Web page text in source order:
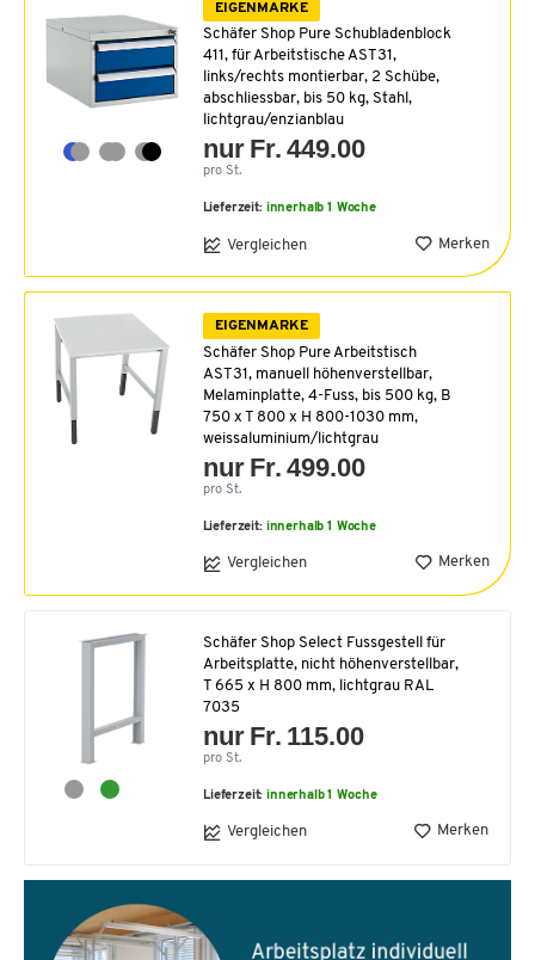
EIGENMARKE
Schäfer Shop Pure Schubladenblock
411, für Arbeitstische AST31,
links/rechts montierbar, 2 Schübe,
abschliessbar, bis 50 kg, Stahl,
lichtgrau/enzianblau
nur Fr. 449.00
pro St.
Lieferzeit: innerhalb 1 Woche
Vergleichen Merken
EIGENMARKE
Schäfer Shop Pure Arbeitstisch
AST31, manuell höhenverstellbar,
Melaminplatte, 4-Fuss, bis 500 kg, B
750 x T 800 x H 800-1030 mm,
weissaluminium/lichtgrau
nur Fr. 499.00
pro St.
Lieferzeit: innerhalb 1 Woche
Vergleichen Merken
Schäfer Shop Select Fussgestell für
Arbeitsplatte, nicht höhenverstellbar,
T 665 x H 800 mm, lichtgrau RAL
7035
nur Fr. 115.00
pro St.
Lieferzeit:innerhalb 1 Woche
Vergleichen Merken